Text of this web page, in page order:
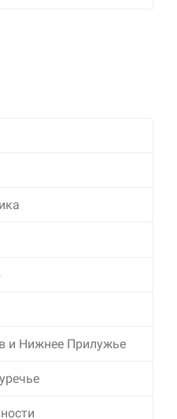
и Нижнее Прилужье
Маркетинг
Делясь своими
информацией о вашем
посещения нашего